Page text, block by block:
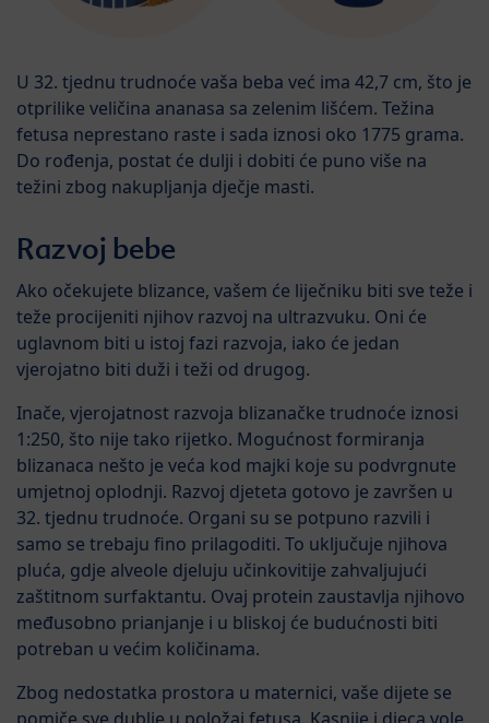
U 32. tjednu trudnoće vaša beba već ima 42,7 cm, što je
otprilike veličina ananasa sa zelenim lišćem. Težina
fetusa neprestano raste i sada iznosi oko 1775 grama.
Do rođenja, postat će dulji i dobiti će puno više na
težini zbog nakupljanja dječje masti.
Razvoj bebe
Ako očekujete blizance, vašem će liječniku biti sve teže i
teže procijeniti njihov razvoj na ultrazvuku. Oni će
uglavnom biti u istoj fazi razvoja, iako će jedan
vjerojatno biti duži i teži od drugog.
Inače, vjerojatnost razvoja blizanačke trudnoće iznosi
1:250, što nije tako rijetko. Mogućnost formiranja
blizanaca nešto je veća kod majki koje su podvrgnute
umjetnoj oplodnji. Razvoj djeteta gotovo je završen u
32. tjednu trudnoće. Organi su se potpuno razvili i
samo se trebaju fino prilagoditi. To uključuje njihova
pluća, gdje alveole djeluju učinkovitije zahvaljujući
zaštitnom surfaktantu. Ovaj protein zaustavlja njihovo
međusobno prianjanje i u bliskoj će budućnosti biti
potreban u većim količinama.
Zbog nedostatka prostora u maternici, vaše dijete se